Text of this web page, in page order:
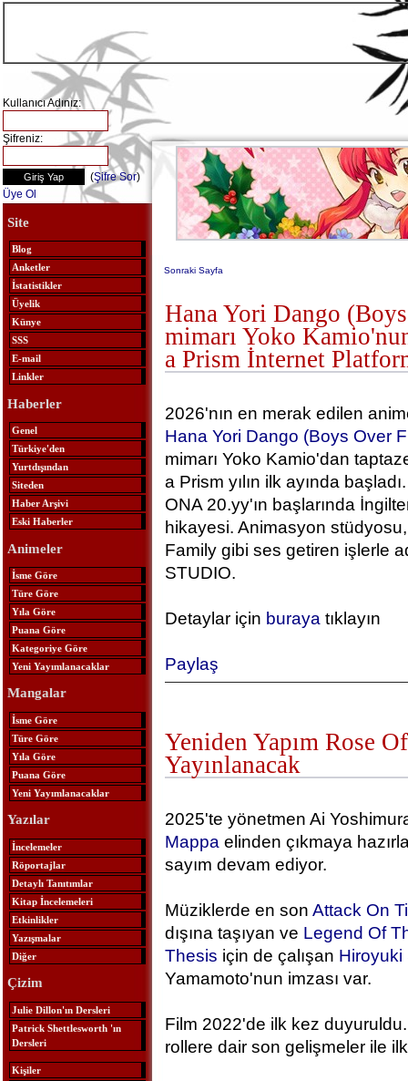
Kullanıcı Adınız:
Şifreniz:
(Şifre Sor)
Üye Ol
Site
Blog
Anketler
İstatistikler
Üyelik
Künye
SSS
E-mail
Linkler
Haberler
Genel
Türkiye'den
Yurtdışından
Siteden
Haber Arşivi
Eski Haberler
Animeler
İsme Göre
Türe Göre
Yıla Göre
Puana Göre
Kategoriye Göre
Yeni Yayımlanacaklar
Mangalar
İsme Göre
Türe Göre
Yıla Göre
Puana Göre
Yeni Yayımlanacaklar
Yazılar
İncelemeler
Röportajlar
Detaylı Tanıtımlar
Kitap İncelemeleri
Etkinlikler
Yazışmalar
Diğer
Çizim
Julie Dillon'ın Dersleri
Patrick Shettlesworth 'ın
Dersleri
Kişiler
Sonraki Sayfa
Hana Yori Dango
mimarı Yoko
a Prism İnternet
2026'nın en merak edilen
Hana Yori Dango (Boys Over
mimarı Yoko Kamio'dan
a Prism yılın ilk ayında
ONA 20.yy'ın başlarında
hikayesi. Animasyon
Family gibi ses getiren işlerle
STUDIO.
Detaylar için buraya tıklayın
Paylaş
Yeniden Yapım Rose
Yayınlanacak
2025'te yönetmen Ai
Mappa elinden çıkmaya
sayım devam ediyor.
Müziklerde en son Attack On
dışına taşıyan ve Legend Of
Thesis için de çalışan Hiroyuki
Yamamoto'nun imzası var.
Film 2022'de ilk kez
rollere dair son gelişmeler ile ilk